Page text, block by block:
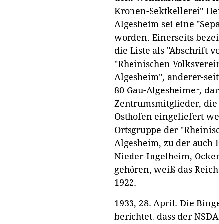
Kronen-Sektkellerei"
Algesheim sei eine
worden. Einerseits
die Liste als "Abschrift
"Rheinischen
Algesheim", anderer-
80 Gau-Algesheimer,
Zentrumsmitglieder, die
Osthofen eingeliefert
Ortsgruppe der
Algesheim, zu der auch
Nieder-Ingelheim,
gehören, weiß das
1922.
1933, 28. April: Die
berichtet, dass der